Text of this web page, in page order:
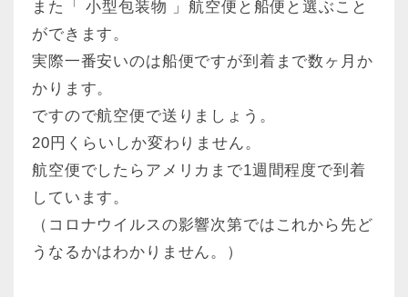
また「 小型包装物 」航空便と船便と選ぶこと
ができます。
実際一番安いのは船便ですが到着まで数ヶ月か
かります。
ですので航空便で送りましょう。
20円くらいしか変わりません。
航空便でしたらアメリカまで1週間程度で到着
しています。
（コロナウイルスの影響次第ではこれから先ど
うなるかはわかりません。）